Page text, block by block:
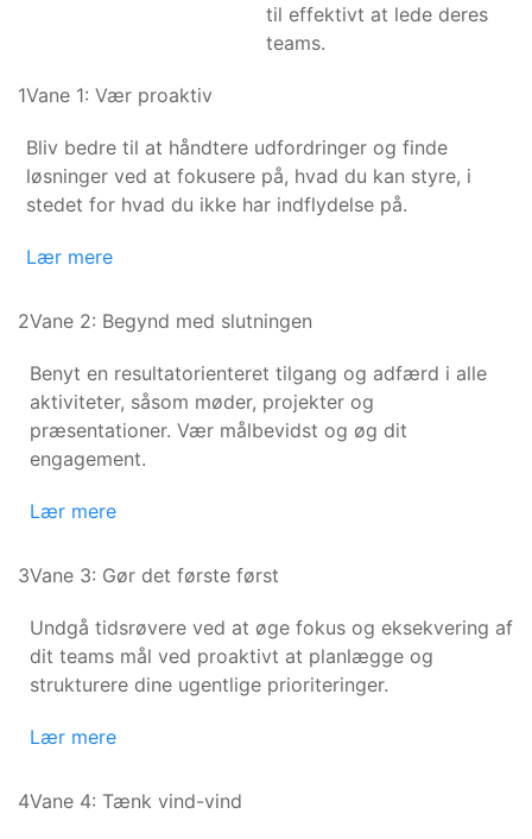
til effektivt at lede deres
teams.
1Vane 1: Vær proaktiv
Bliv bedre til at håndtere udfordringer og finde
løsninger ved at fokusere på, hvad du kan styre, i
stedet for hvad du ikke har indflydelse på.
Lær mere
2Vane 2: Begynd med slutningen
Benyt en resultatorienteret tilgang og adfærd i alle
aktiviteter, såsom møder, projekter og
præsentationer. Vær målbevidst og øg dit
engagement.
Lær mere
3Vane 3: Gør det første først
Undgå tidsrøvere ved at øge fokus og eksekvering af
dit teams mål ved proaktivt at planlægge og
strukturere dine ugentlige prioriteringer.
Lær mere
4Vane 4: Tænk vind-vind